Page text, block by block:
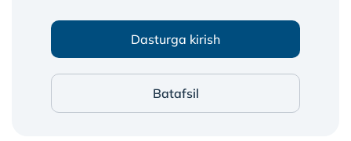
Dasturga kirish
Batafsil